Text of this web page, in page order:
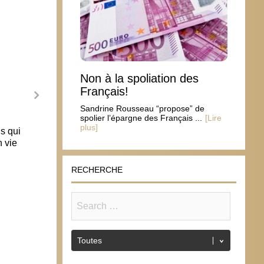
qui
vie
Fin de vie : s’atteler aux vraies priorités
Non à la spoliation des
Français!
Sandrine Rousseau “propose” de
spolier l’épargne des Français ...
[Lire
plus]
RECHERCHE